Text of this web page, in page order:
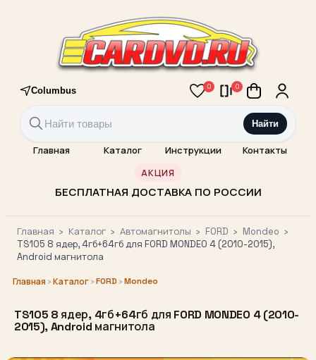
Columbus 0 0
Найти
Главная Каталог Инструкции Контакты
АКЦИЯ
БЕСПЛАТНАЯ ДОСТАВКА ПО РОССИИ
Главная › Каталог › Автомагнитолы › FORD › Mondeo ›
TS105 8 ядер, 4гб+64гб для FORD MONDEO 4 (2010-2015),
Android магнитола
Главная ›Каталог›FORD ›Mondeo
TS105 8 ядер, 4гб+64гб для FORD MONDEO 4 (2010-
2015), Android магнитола